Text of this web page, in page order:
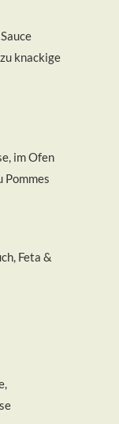
knackige
im Ofen
Pommes
Feta &